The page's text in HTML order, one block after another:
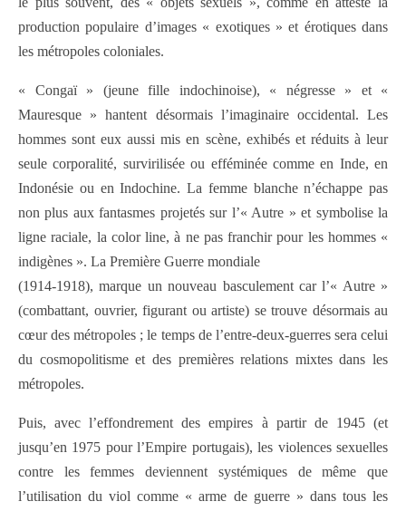
production populaire d’images « exotiques » et érotiques dans
les métropoles coloniales.
« Congaï » (jeune fille indochinoise), « négresse » et «
Mauresque » hantent désormais l’imaginaire occidental. Les
hommes sont eux aussi mis en scène, exhibés et réduits à leur
seule corporalité, survirilisée ou efféminée comme en Inde, en
Indonésie ou en Indochine. La femme blanche n’échappe pas
non plus aux fantasmes projetés sur l’« Autre » et symbolise la
ligne raciale, la color line, à ne pas franchir pour les hommes «
indigènes ». La Première Guerre mondiale
(1914-1918), marque un nouveau basculement car l’« Autre »
(combattant, ouvrier, figurant ou artiste) se trouve désormais au
cœur des métropoles ; le temps de l’entre-deux-guerres sera celui
du cosmopolitisme et des premières relations mixtes dans les
métropoles.
Puis, avec l’effondrement des empires à partir de 1945 (et
jusqu’en 1975 pour l’Empire portugais), les violences sexuelles
contre les femmes deviennent systémiques de même que
l’utilisation du viol comme « arme de guerre » dans tous les